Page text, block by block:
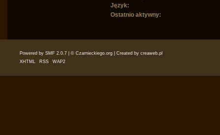
Język:
Ostatnio aktywny:
Powered by SMF 2.0.7 © Czarnieckiego.org | Created by creaweb.pl
XHTML
RSS WAP2